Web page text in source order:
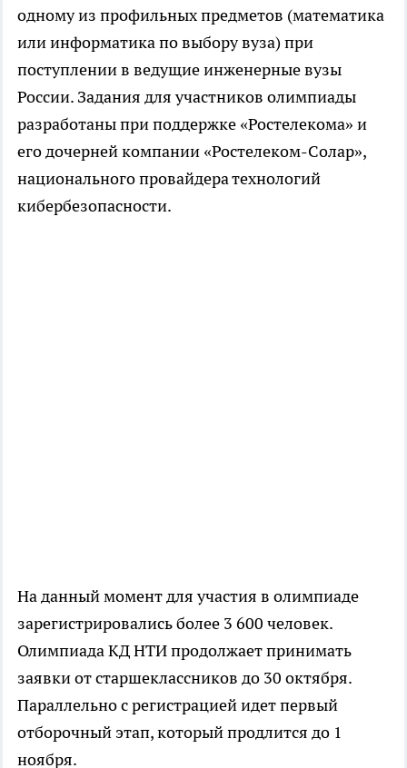
одному из профильных предметов (математика
или информатика по выбору вуза) при
поступлении в ведущие инженерные вузы
России. Задания для участников олимпиады
разработаны при поддержке «Ростелекома» и
его дочерней компании «Ростелеком-Солар»,
национального провайдера технологий
кибербезопасности.
На данный момент для участия в олимпиаде
зарегистрировались более 3 600 человек.
Олимпиада КД НТИ продолжает принимать
заявки от старшеклассников до 30 октября.
Параллельно с регистрацией идет первый
отборочный этап, который продлится до 1
ноября.